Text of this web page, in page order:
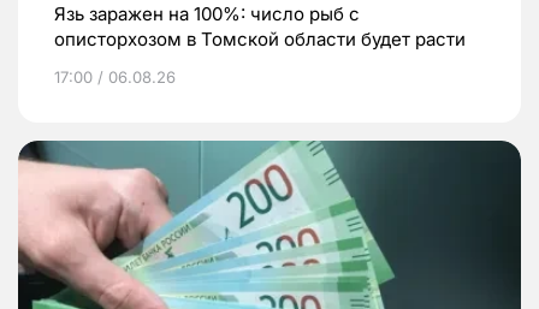
Язь заражен на 100%: число рыб с
описторхозом в Томской области будет расти
17:00 / 06.08.26